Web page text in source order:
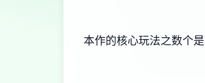
本作的核心玩法之数个